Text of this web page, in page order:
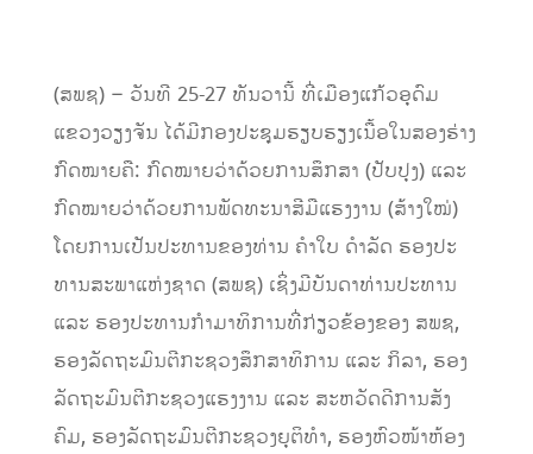
(ສພຊ) – ວັນທີ 25-27 ທັນວານີ້ ທີ່ເມືອງແກ້ວອຸດົມ
ແຂວງວຽງຈັນ ໄດ້ມີກອງປະຊຸມຮຽບຮຽງເນື້ອໃນສອງຮ່າງ
ກົດໝາຍຄື: ກົດໝາຍວ່າດ້ວຍການສຶກສາ (ປັບປຸງ) ແລະ
ກົດໝາຍວ່າດ້ວຍການພັດທະນາສີມືແຮງງານ (ສ້າງໃໝ່)
ໂດຍການເປັນປະທານຂອງທ່ານ ຄຳໃບ ດຳລັດ ຮອງປະ
ທານສະພາແຫ່ງຊາດ (ສພຊ) ເຊິ່ງມີບັນດາທ່ານປະທານ
ແລະ ຮອງປະທານກໍາມາທິການທີ່ກ່ຽວຂ້ອງຂອງ ສພຊ,
ຮອງລັດຖະມົນຕີກະຊວງສຶກສາທິການ ແລະ ກິລາ, ຮອງ
ລັດຖະມົນຕີກະຊວງແຮງງານ ແລະ ສະຫວັດດີການສັງ
ຄົມ, ຮອງລັດຖະມົນຕີກະຊວງຍຸຕິທໍາ, ຮອງຫົວໜ້າຫ້ອງ